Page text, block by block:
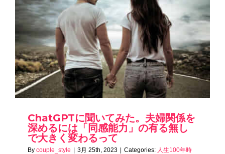
ChatGPTに聞いてみた。夫婦関係を
深めるには「同感能力」の有る無し
で大きく変わるって
By couple_style | 3月 25th, 2023 | Categories: 人生100年時